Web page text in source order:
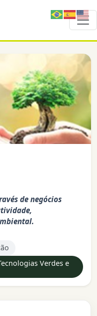
de negócios
Verdes e